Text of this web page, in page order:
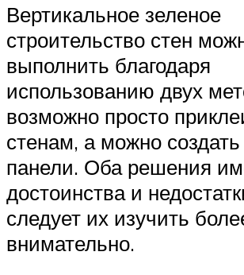
Вертикальное зеленое
строительство стен
выполнить благодаря
использованию двух
возможно просто
стенам, а можно создать
панели. Оба решения
достоинства и
следует их изучить
внимательно.